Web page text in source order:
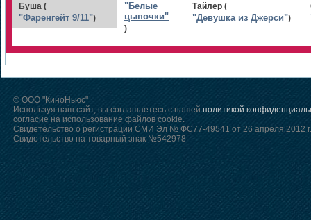
Буша (
"Фаренгейт 9/11")
"Белые
цыпочки"
)
Тайлер (
"Девушка из Джерси")
© ООО "КиноНьюс"
Используя наш сайт, вы соглашаетесь с нашей политикой
согласие на использование файлов cookie.
Свидетельство о регистрации СМИ Эл № ФС77-49541 от 26 апреля 2012 г.
Свидетельство на товарный знак №542978